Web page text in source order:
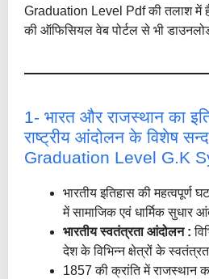
Graduation Level Pdf की तलाश में
की ऑफिसियल वेब पोर्टल से भी
1- भारत और राजस्थान का
राष्ट्रीय आंदोलन के विशेष
Graduation Level G.K
भारतीय इतिहास की महत्वपूर्ण
में सामाजिक एवं धार्मिक सुधार
भारतीय स्वतंत्रता आंदोलन :
देश के विभिन्न क्षेत्रों के
1857 की क्रांति में राजस्थान